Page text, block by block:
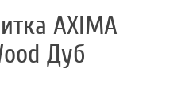
AXIMA
Дуб